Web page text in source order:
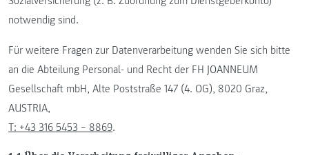
notwendig sind.
Für weitere Fragen zur Datenverarbeitung wenden Sie sich bitte
an die Abteilung Personal- und Recht der FH JOANNEUM
Gesellschaft mbH, Alte Poststraße 147 (4. OG), 8020 Graz,
AUSTRIA,
T: +43 316 5453 – 8869.